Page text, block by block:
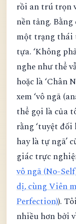
rồi an trú trọn
nền tảng. Bằng
một trạng thái
tựa. ‘Không
nghe như thể
hoặc là ‘Chân
xem ‘vô ngã
thể gọi là của
rằng ‘tuyệt
hay là tự ngã’
giác trực
vô ngã (No-
dị, cùng Viên
Perfection)).
nhiều hơn bởi